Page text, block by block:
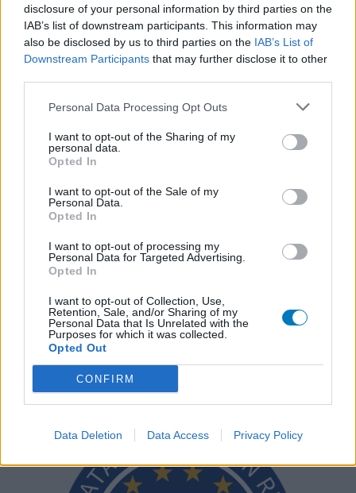
disclosure of your personal information by third parties on the
IAB’s list of downstream participants. This information may
also be disclosed by us to third parties on the IAB’s List of
Downstream Participants that may further disclose it to other
Personal Data Processing Opt Outs
I want to opt-out of the Sharing of my
personal data.
Opted In
I want to opt-out of the Sale of my
Personal Data.
Opted In
I want to opt-out of processing my
Personal Data for Targeted Advertising.
Opted In
I want to opt-out of Collection, Use,
Retention, Sale, and/or Sharing of my
Personal Data that Is Unrelated with the
Purposes for which it was collected.
Opted Out
CONFIRM
Data Deletion Data Access Privacy Policy
Amoxicilline / Clavulaanzuur (486)
Antibiotica - penicillines breedspectrum
Roaccutane (480)
ADHD - psychostimulantia
Euthyrox (436)
Schildklier - hypothyroidie (traagwerkend)
De reviews op deze pagina zijn door de gebruikers
gegenereerd en vervolgens gelezen en aangepast alvorens
goedkeuring, om zo te voldoen aan onze standaarden wat betreft
een review voor een medicijn. Voor het delen van ervaringen is
geen medische kennis noodzakelijk. Op deze manier geven de
die van de eigenaar van deze website. Denk er aan dat de
ervaringen kunnen verschillen van persoon tot persoon en dat u
voor medisch advies altijd contact op moet nemen met uw arts of
apotheker.